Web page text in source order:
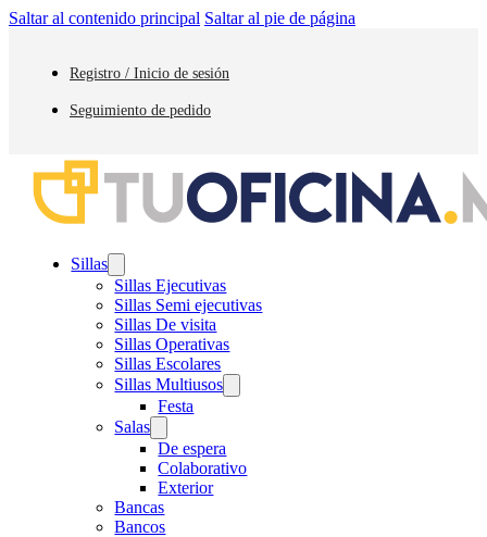
Saltar al contenido principal Saltar al pie de página
Registro / Inicio de sesión
Seguimiento de pedido
Sillas
Sillas Ejecutivas
Sillas Semi ejecutivas
Sillas De visita
Sillas Operativas
Sillas Escolares
Sillas Multiusos
Festa
Salas
De espera
Colaborativo
Exterior
Bancas
Bancos